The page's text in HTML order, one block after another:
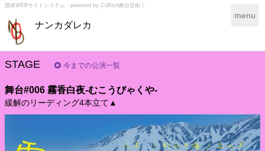
団体WEBサイトシステム - powered by CoRich舞台芸術！-
ナンカダレカ
T
g
i
g
a
menu
STAGE 今までの公演一覧
舞台#006 霧香白夜-むこうびゃくや-
緩解のリーディング4本立て▲